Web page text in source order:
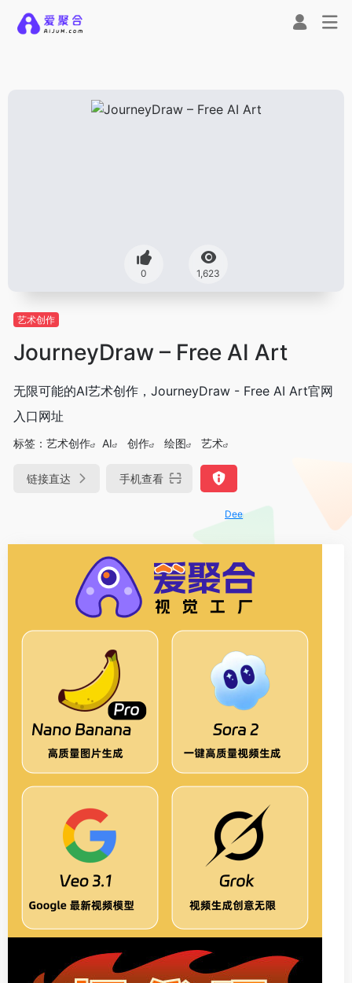
0 1,623
艺术创作
JourneyDraw – Free AI Art
无限可能的AI艺术创作，JourneyDraw - Free AI Art官网
入口网址
标签： 艺术创作 AI 创作 绘图 艺术
链接直达 手机查看
DeepSeek-R1、V3满血版免费用